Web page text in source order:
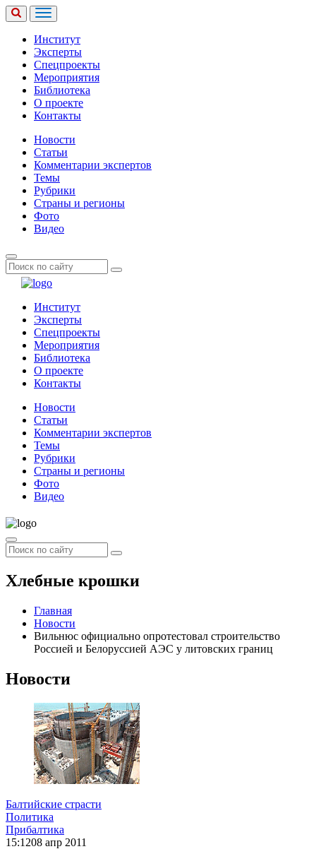
Институт
Эксперты
Спецпроекты
Мероприятия
Библиотека
О проекте
Контакты
Новости
Статьи
Комментарии экспертов
Темы
Рубрики
Страны и регионы
Фото
Видео
Институт
Эксперты
Спецпроекты
Мероприятия
Библиотека
О проекте
Контакты
Новости
Статьи
Комментарии экспертов
Темы
Рубрики
Страны и регионы
Фото
Видео
Хлебные крошки
Главная
Новости
Вильнюс официально опротестовал строительство
Россией и Белоруссией АЭС у литовских границ
Новости
Балтийские страсти
Политика
Прибалтика
15:1208 апр 2011